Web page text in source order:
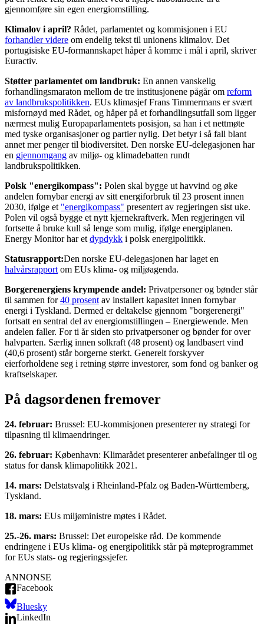
gjennomføre sin egen energiomstilling.
Klimalov i april? Rådet, parlamentet og kommisjonen i EU
forhandler videre om endelig tekst til unionens klimalov. Det
portugisiske EU-formannskapet håper å komme i mål i april, skriver
Euractiv.
Støtter parlamentet om landbruk: En annen vanskelig
forhandlingsmaraton mellom de tre institusjonene pågår om reform
av landbrukspolitikken. EUs klimasjef Frans Timmermans er svært
misfornøyd med Rådet, og håper på et forhandlingsutfall som ligger
nærmest mulig Europaparlamentets posisjon, sa han i et nettmøte
med tyske organisasjoner og partier nylig. Det betyr i så fall blant
annet mer penger til biodiversitet. Den norske EU-delegasjonen har
en gjennomgang av miljø- og klimadebatten rundt
landbrukspolitikken.
Polsk "energikompass": Polen skal bygge ut havvind og øke
andelen fornybar energi av sitt energiforbruk til 23 prosent innen
2030, ifølge et "energikompass" presentert av regjeringen sist uke.
Polen vil også bygge et nytt kjernekraftverk. Men regjeringen vil
fortsette å bruke kull så lenge som mulig, ifølge energiplanen.
Energy Monitor har et dypdykk i polsk energipolitikk.
Statusrapport:Den norske EU-delegasjonen har laget en
halvårsrapport om EUs klima- og miljøagenda.
Borgerenergiens krympende andel: Privatpersoner og bønder står
til sammen for40 prosent av installert kapasitet innen fornybar
energi i Tyskland. Dermed er deltakelse gjennom "borgerenergi"
fortsatt en sentral del av energiomstillingen – Energiewende. Men
andelen faller. For ti år siden sto privatpersoner og bønder for over
halvparten. Særlig innen solkraft (48 prosent) og landbasert vind
(40,6 prosent) står borgerne sterkt. Generelt forskyver
eierforholdene seg i retning større investorer, som fond og banker og
kraftselskaper.
På dagsordenen fremover
24. februar: Brussel: EU-kommisjonen presenterer ny strategi for
tilpasning til klimaendringer.
26. februar: København: Klimarådet presenterer anbefalinger til og
status for dansk klimapolitikk 2021.
14. mars: Delstatsvalg i Rheinland-Pfalz og Baden-Württemberg,
Tyskland.
18. mars: EUs miljøministre møtes i Rådet.
25.-26. mars: Brussel: Det europeiske råd. De kommende
endringene i EUs klima- og energipolitikk står på møteprogrammet
for EUs stats- og regjeringssjefer.
ANNONSE
Facebook
Bluesky
LinkedIn